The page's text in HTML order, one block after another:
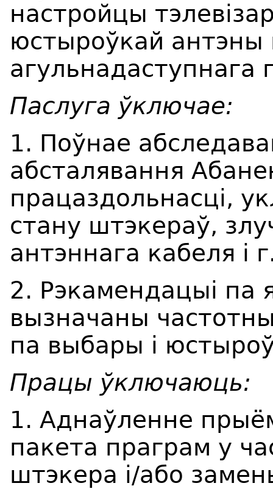
настройцы
юстыроўкай
агульнадаступнага
Паслуга ўключае:
1. Поўнае
абсталявання
працаздольнасці,
стану штэкераў,
антэннага кабеля і
2. Рэкамендацыі па
вызначаны
па выбары і
Працы ўключаюць:
1. Аднаўленне
пакета праграм у
штэкера і/або